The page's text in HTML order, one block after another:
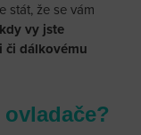
stát, že se vám
vy jste
či dálkovému